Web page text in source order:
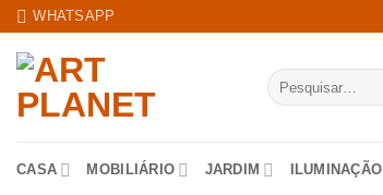
Skip
content
WHATSAPP
Pesquisar
por:
CASA MOBILIÁRIO JARDIM ILUMINAÇÃO